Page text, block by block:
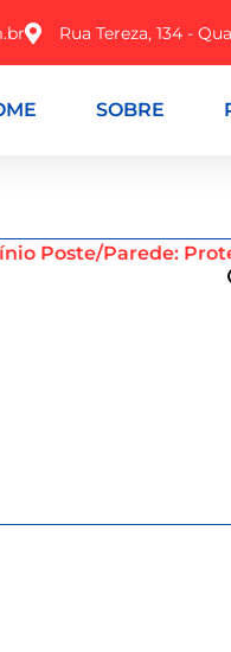
Rua Tereza, 134 -
SOBRE